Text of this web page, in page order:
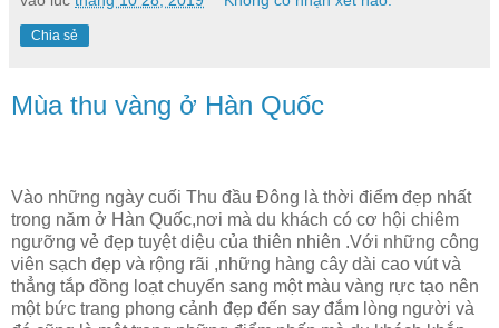
Chia sẻ
Mùa thu vàng ở Hàn Quốc
Vào những ngày cuối Thu đầu Đông là thời điểm đẹp nhất
trong năm ở Hàn Quốc,nơi mà du khách có cơ hội chiêm
ngưỡng vẻ đẹp tuyệt diệu của thiên nhiên .Với những công
viên sạch đẹp và rộng rãi ,những hàng cây dài cao vút và
thẳng tắp đồng loạt chuyển sang một màu vàng rực tạo nên
một bức trang phong cảnh đẹp đến say đắm lòng người và